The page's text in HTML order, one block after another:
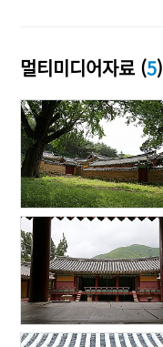
멀티미디어자료 (5)